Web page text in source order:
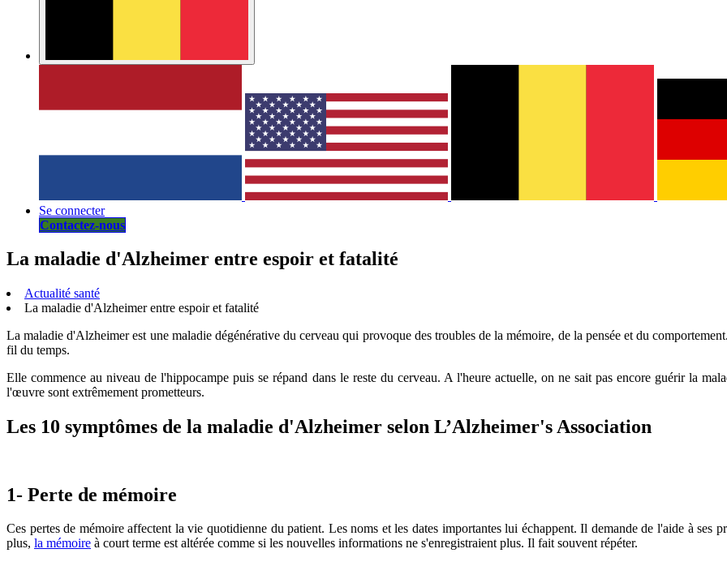
Se connecter
Contactez-nous
La maladie d'Alzheimer entre espoir et fatalité
Actualité santé
La maladie d'Alzheimer entre espoir et fatalité
La maladie d'Alzheimer est une maladie dégénérative du cerveau qui provoque des troubles de la mémoire, de la pensée et du
fil du temps.
Elle commence au niveau de l'hippocampe puis se répand dans le reste du cerveau. A l'heure actuelle, on ne sait pas encore guérir la
l'œuvre sont extrêmement prometteurs.
Les 10 symptômes de la maladie d'Alzheimer selon L’Alzheimer's Association
1- Perte de mémoire
Ces pertes de mémoire affectent la vie quotidienne du patient. Les noms et les dates importantes lui échappent. Il demande de l'aide à ses
plus, la mémoire à court terme est altérée comme si les nouvelles informations ne s'enregistraient plus. Il fait souvent répéter.